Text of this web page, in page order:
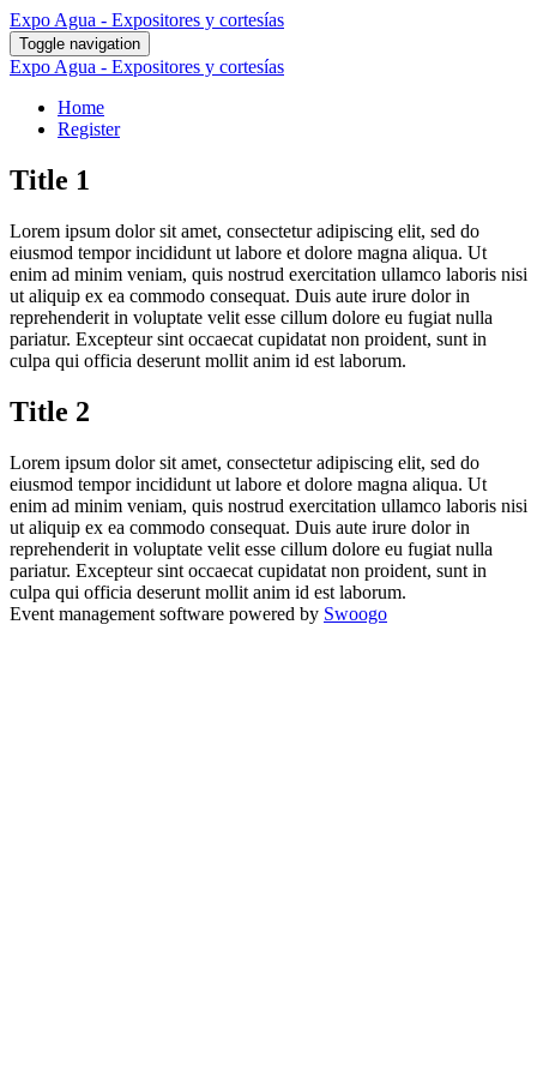
Expo Agua - Expositores y cortesías
Toggle navigation
Expo Agua - Expositores y cortesías
Home
Register
Title 1
Lorem ipsum dolor sit amet, consectetur adipiscing elit, sed do
eiusmod tempor incididunt ut labore et dolore magna aliqua. Ut
enim ad minim veniam, quis nostrud exercitation ullamco laboris nisi
ut aliquip ex ea commodo consequat. Duis aute irure dolor in
reprehenderit in voluptate velit esse cillum dolore eu fugiat nulla
pariatur. Excepteur sint occaecat cupidatat non proident, sunt in
culpa qui officia deserunt mollit anim id est laborum.
Title 2
Lorem ipsum dolor sit amet, consectetur adipiscing elit, sed do
eiusmod tempor incididunt ut labore et dolore magna aliqua. Ut
enim ad minim veniam, quis nostrud exercitation ullamco laboris nisi
ut aliquip ex ea commodo consequat. Duis aute irure dolor in
reprehenderit in voluptate velit esse cillum dolore eu fugiat nulla
pariatur. Excepteur sint occaecat cupidatat non proident, sunt in
culpa qui officia deserunt mollit anim id est laborum.
Event management software powered by Swoogo